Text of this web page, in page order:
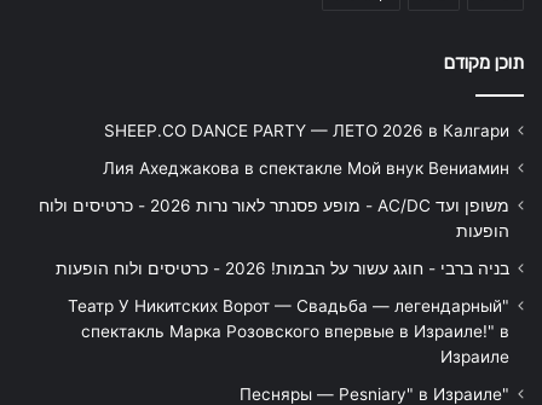
תוכן מקודם
SHEEP.CO DANCE PARTY — ЛЕТО 2026 в Калгари
Лия Ахеджакова в спектакле Мой внук Вениамин
משופן ועד AC/DC - מופע פסנתר לאור נרות 2026 - כרטיסים ולוח
הופעות
בניה ברבי - חוגג עשור על הבמות! 2026 - כרטיסים ולוח הופעות
"Театр У Никитских Ворот — Свадьба — легендарный
спектакль Марка Розовского впервые в Израиле!" в
Израиле
"Песняры — Pesniary" в Израиле